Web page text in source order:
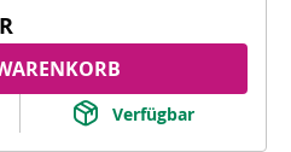
Verfügbar